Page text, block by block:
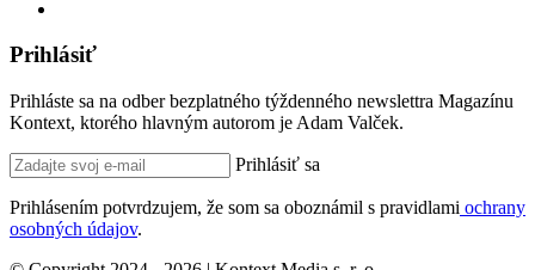
Prihlásiť
Prihláste sa na odber bezplatného týždenného newslettra Magazínu
Kontext, ktorého hlavným autorom je Adam Valček.
Prihlásiť sa
Prihlásením potvrdzujem, že som sa oboznámil s pravidlami ochrany
osobných údajov.